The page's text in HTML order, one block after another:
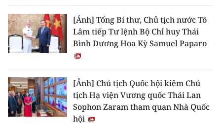
[Ảnh] Tổng Bí thư, Chủ tịch nước Tô
Lâm tiếp Tư lệnh Bộ Chỉ huy Thái
Bình Dương Hoa Kỳ Samuel Paparo
[Ảnh] Chủ tịch Quốc hội kiêm Chủ
tịch Hạ viện Vương quốc Thái Lan
Sophon Zaram tham quan Nhà Quốc
hội